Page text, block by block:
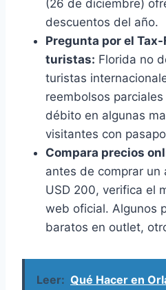
(26 de diciembre)
descuentos del año.
Pregunta por el
turistas: Florida no
turistas
reembolsos
débito en algunas
visitantes con
Compara precios
antes de comprar un
USD 200, verifica el
web oficial. Algunos
baratos en outlet,
Leer: Qué Hacer en